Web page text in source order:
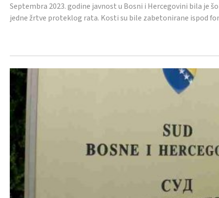
Septembra 2023. godine javnost u Bosni i Hercegovini bila je
jedne žrtve proteklog rata. Kosti su bile zabetonirane ispod